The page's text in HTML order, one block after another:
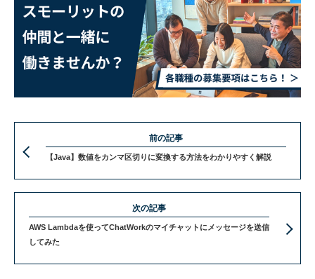
前の記事
【Java】数値をカンマ区切りに変換する方法をわかりやすく解説
次の記事
AWS Lambdaを使ってChatWorkのマイチャットにメッセージを送信
してみた